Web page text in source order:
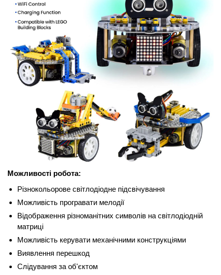
Можливості робота:
Різнокольорове світлодіодне підсвічування
Можливість програвати мелодії
Відображення різноманітних символів на світлодіодній
матриці
Можливість керувати механічними конструкціями
Виявлення перешкод
Слідування за об'єктом